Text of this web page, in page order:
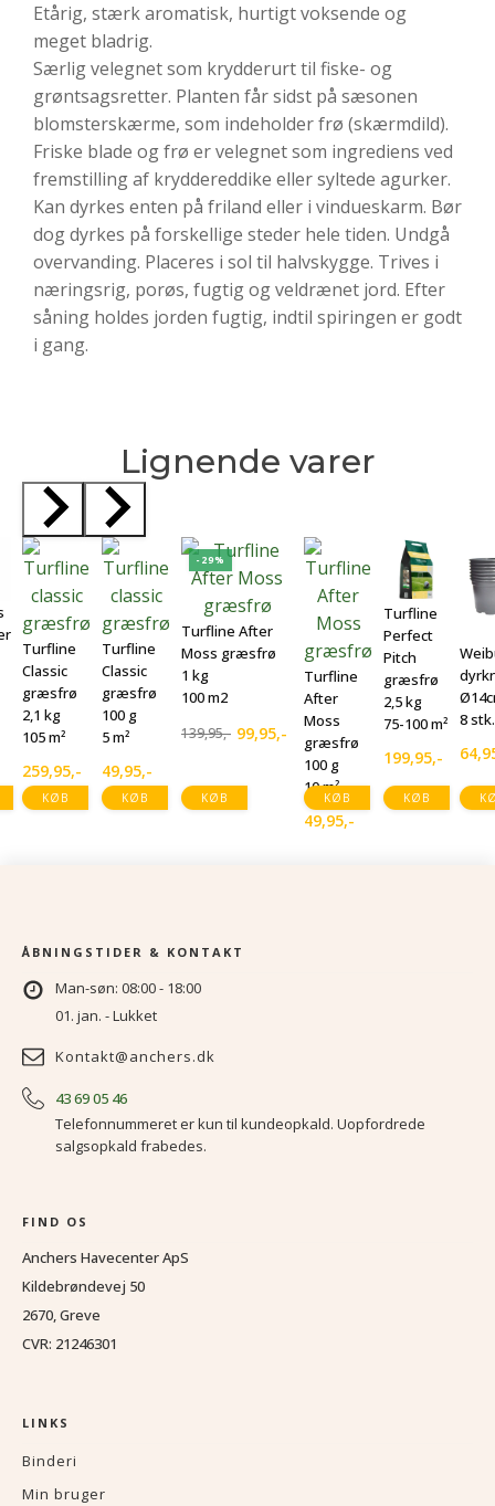
Etårig, stærk aromatisk, hurtigt voksende og
meget bladrig.
Særlig velegnet som krydderurt til fiske- og
grøntsagsretter. Planten får sidst på sæsonen
blomsterskærme, som indeholder frø (skærmdild).
Friske blade og frø er velegnet som ingrediens ved
fremstilling af kryddereddike eller syltede agurker.
Kan dyrkes enten på friland eller i vindueskarm. Bør
dog dyrkes på forskellige steder hele tiden. Undgå
overvanding. Placeres i sol til halvskygge. Trives i
næringsrig, porøs, fugtig og veldrænet jord. Efter
såning holdes jorden fugtig, indtil spiringen er godt
i gang.
Lignende varer
KØB
Turfline
Classic
græsfrø
2,1 kg
105 m²
259,95,-
KØB
Turfline
Classic
græsfrø
100 g
5 m²
49,95,-
-29%
KØB
Turfline After
Moss græsfrø
1 kg
100 m2
139,95,-
Den
pris
var:
99,95,-
Den
pris
er:
KØB
Turfline
After
Moss
græsfrø
100 g
10 m²
49,95,-
KØB
Turfline
Perfect
Pitch
græsfrø
2,5 kg
75-100 m²
199,95,-
8 stk.
ÅBNINGSTIDER & KONTAKT
Man-søn: 08:00 - 18:00
01. jan. - Lukket
Kontakt@anchers.dk
43 69 05 46
Telefonnummeret er kun til kundeopkald. Uopfordrede
salgsopkald frabedes.
FIND OS
Anchers Havecenter ApS
Kildebrøndevej 50
2670, Greve
CVR: 21246301
LINKS
Binderi
Min bruger